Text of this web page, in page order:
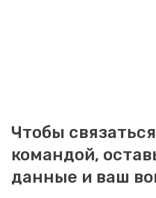
Чтобы
командой,
данные и ваш